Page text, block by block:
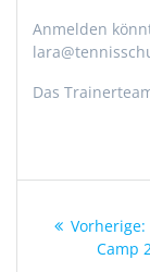
Anmelden
Das
Vorherige:
Camp